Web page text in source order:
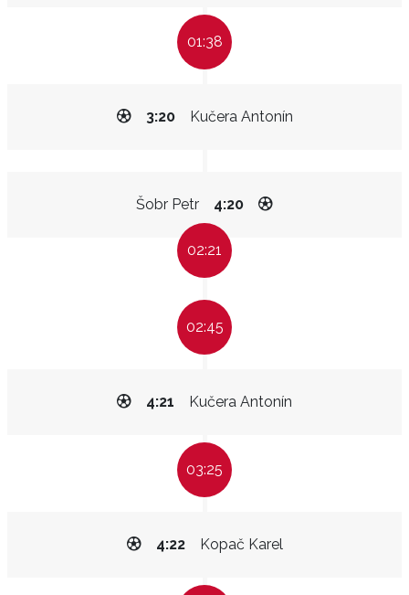
01:38
Kučera Antonín
3:20
Šobr Petr 4:20
02:21
02:45
Kučera Antonín
4:21
03:25
Kopač Karel
4:22